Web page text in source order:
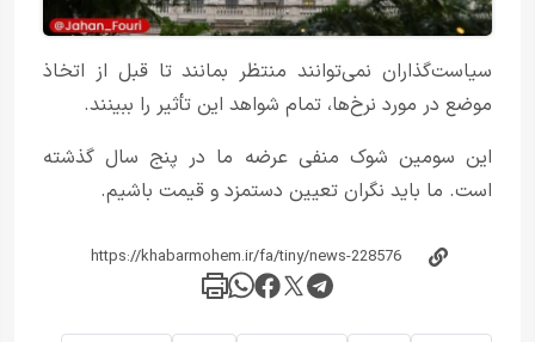
سیاست‌گذاران نمی‌توانند منتظر بمانند تا قبل از اتخاذ
موضع در مورد نرخ‌ها، تمام شواهد این تأثیر را ببینند.
این سومین شوک منفی عرضه ما در پنج سال گذشته
است. ما باید نگران تعیین دستمزد و قیمت باشیم.